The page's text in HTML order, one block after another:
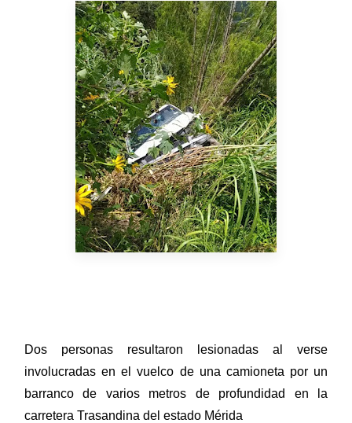
Dos personas resultaron lesionadas al verse
involucradas en el vuelco de una camioneta por un
barranco de varios metros de profundidad en la
carretera Trasandina del estado Mérida